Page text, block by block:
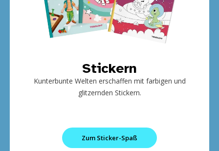
Stickern
Kunterbunte Welten erschaffen mit farbigen und
glitzernden Stickern.
Zum Sticker-Spaß